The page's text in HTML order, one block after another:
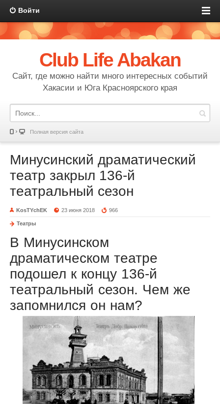
Войти
Club Life Abakan
Сайт, где можно найти много интересных событий
Хакасии и Юга Красноярского края
Полная версия сайта
Минусинский драматический
театр закрыл 136-й
театральный сезон
KosTYchEK 23 июня 2018 966
Театры
В Минусинском
драматическом театре
подошел к концу 136-й
театральный сезон. Чем же
запомнился он нам?